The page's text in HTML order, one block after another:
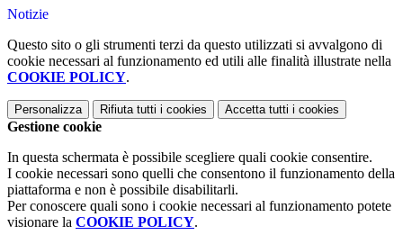
Notizie
Questo sito o gli strumenti terzi da questo utilizzati si avvalgono di
cookie necessari al funzionamento ed utili alle finalità illustrate nella
COOKIE POLICY.
Personalizza Rifiuta tutti i cookies Accetta tutti i cookies
Gestione cookie
In questa schermata è possibile scegliere quali cookie consentire.
I cookie necessari sono quelli che consentono il funzionamento della
piattaforma e non è possibile disabilitarli.
Per conoscere quali sono i cookie necessari al funzionamento potete
visionare la COOKIE POLICY.